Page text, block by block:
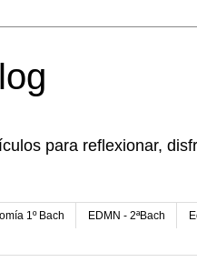
para reflexionar,
1º Bach EDMN - 2ªBach